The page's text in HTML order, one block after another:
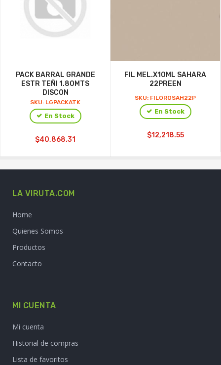
PACK BARRAL GRANDE
ESTR TEÑI 1.80MTS
DISCON
SKU: LGPACKATK
En Stock
$40,868.31
FIL MEL.X10ML SAHARA
22PREEN
SKU: FILOROSAH22P
En Stock
$12,218.55
LA VIRUTA.COM
Home
Quienes Somos
Productos
Contacto
MI CUENTA
Mi cuenta
Historial de compras
Lista de favoritos